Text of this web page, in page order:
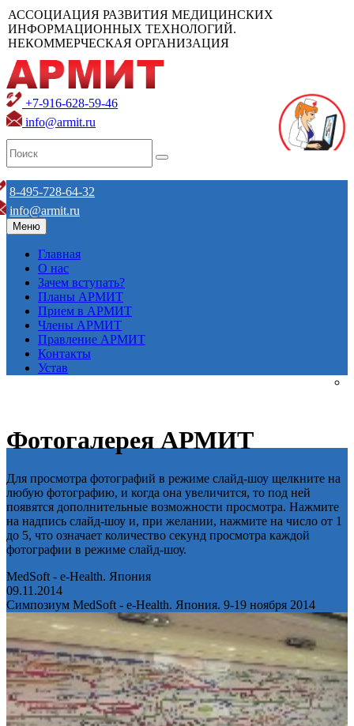
АССОЦИАЦИЯ РАЗВИТИЯ МЕДИЦИНСКИХ
ИНФОРМАЦИОННЫХ ТЕХНОЛОГИЙ.
НЕКОММЕРЧЕСКАЯ ОРГАНИЗАЦИЯ
+7-916-628-59-46
info@armit.ru
8-495-728-64-32
info@armit.ru
Меню
Главная
О нас
Зачем вступать?
Планы АРМИТ
Прием в АРМИТ
Члены АРМИТ
Правление АРМИТ
Контакты
Устав
Фотогалерея АРМИТ
Для просмотра фотографий в режиме слайд-шоу щелкните на
любую фотографию, и когда она увеличится, то под ней
появятся дополнительные возможности просмотра. Нажмите
на надпись слайд-шоу и, при желании, нажмите на число от 1
до 5, что означает количество секунд просмотра каждой
фотографии в режиме слайд-шоу.
MedSoft - e-Health. Япония
09.11.2014
Симпозиум MedSoft - e-Health. Япония. 9-19 ноября 2014